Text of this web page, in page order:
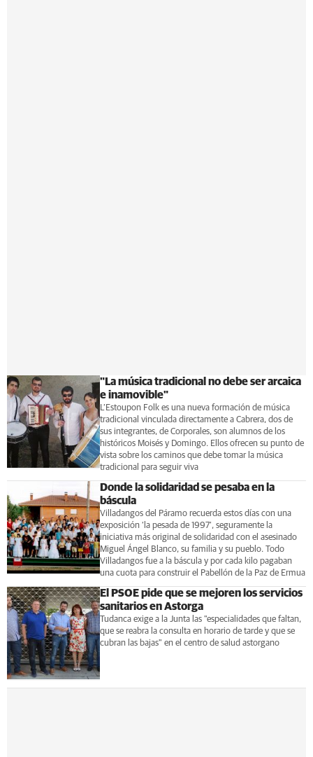
"La música tradicional no debe ser arcaica
e inamovible"
L’Estoupon Folk es una nueva formación de música
tradicional vinculada directamente a Cabrera, dos de
sus integrantes, de Corporales, son alumnos de los
históricos Moisés y Domingo. Ellos ofrecen su punto de
vista sobre los caminos que debe tomar la música
tradicional para seguir viva
Donde la solidaridad se pesaba en la
báscula
Villadangos del Páramo recuerda estos días con una
exposición ‘la pesada de 1997’, seguramente la
iniciativa más original de solidaridad con el asesinado
Miguel Ángel Blanco, su familia y su pueblo. Todo
Villadangos fue a la báscula y por cada kilo pagaban
una cuota para construir el Pabellón de la Paz de Ermua
El PSOE pide que se mejoren los servicios
sanitarios en Astorga
Tudanca exige a la Junta las "especialidades que faltan,
que se reabra la consulta en horario de tarde y que se
cubran las bajas" en el centro de salud astorgano